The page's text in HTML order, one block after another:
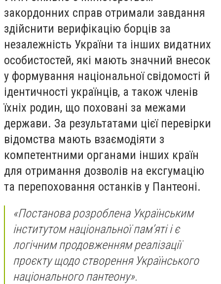
закордонних справ отримали завдання
здійснити верифікацію борців за
незалежність України та інших видатних
особистостей, які мають значний внесок
у формування національної свідомості й
ідентичності українців, а також членів
їхніх родин, що поховані за межами
держави. За результатами цієї перевірки
відомства мають взаємодіяти з
компетентними органами інших країн
для отримання дозволів на ексгумацію
та перепоховання останків у Пантеоні.
«Постанова розроблена Українським
інститутом національної памʼяті і є
логічним продовженням реалізації
проєкту щодо створення Українського
національного пантеону».